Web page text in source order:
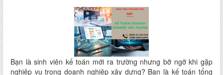
Bạn là sinh viên kế toán mới ra trường nhưng bỡ ngỡ khi gặp
nghiệp vụ trong doanh nghiệp xây dựng? Bạn là kế toán tổng